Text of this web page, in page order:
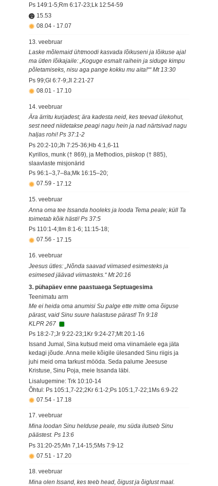
Ps 149:1-5;Rm 6:17-23;Lk 12:54-59
15.53
08.04 - 17.07
13. veebruar
Laske mõlemaid ühtmoodi kasvada lõikuseni ja lõikuse ajal
ma ütlen lõikajaile: „Koguge esmalt raihein ja siduge kimpu
põletamiseks, nisu aga pange kokku mu aita!““ Mt 13:30
Ps 99;Gl 6:7-9;Jl 2:21-27
08.01 - 17.10
14. veebruar
Ära ärritu kurjadest; ära kadesta neid, kes teevad ülekohut,
sest need niidetakse peagi nagu hein ja nad närtsivad nagu
haljas rohi! Ps 37:1-2
Ps 20:2-10;Jh 7:25-36;Hb 4:1,6-11
Kyrillos, munk († 869), ja Methodios, piiskop († 885),
slaavlaste misjonärid
Ps 96:1–3,7–8a;Mk 16:15–20;
07.59 - 17.12
15. veebruar
Anna oma tee Issanda hooleks ja looda Tema peale; küll Ta
toimetab kõik hästi! Ps 37:5
Ps 110:1-4;Ilm 8:1-6; 11:15-18;
07.56 - 17.15
16. veebruar
Jeesus ütles: „Nõnda saavad viimased esimesteks ja
esimesed jäävad viimasteks.“ Mt 20:16
3. pühapäev enne paastuaega Septuagesima
Teenimatu arm
Me ei heida oma anumisi Su palge ette mitte oma õiguse
pärast, vaid Sinu suure halastuse pärast! Tn 9:18
KLPR 267
Ps 18:2-7;Jr 9:22-23;1Kr 9:24-27;Mt 20:1-16
Issand Jumal, Sina kutsud meid oma viinamäele ega jäta
kedagi jõude. Anna meile kõigile ülesanded Sinu riigis ja
juhi meid oma tarkust mööda. Seda palume Jeesuse
Kristuse, Sinu Poja, meie Issanda läbi.
Lisalugemine: Trk 10:10-14
Õhtul: Ps 105:1,7-22;2Kr 6:1-2;Ps 105:1,7-22;1Ms 6:9-22
07.54 - 17.18
17. veebruar
Mina loodan Sinu helduse peale, mu süda ilutseb Sinu
päästest. Ps 13:6
Ps 31:20-25;Mn 7,14-15;5Ms 7:9-12
07.51 - 17.20
18. veebruar
Mina olen Issand, kes teeb head, õigust ja õiglust maal.